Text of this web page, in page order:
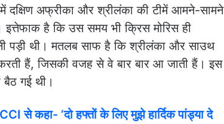
में दक्षिण अफ्रीका और श्रीलंका की टीमें आमने-सामने
है कि उस समय भी क्रिस मोरिस ही
पड़ी थी। मतलब साफ है कि श्रीलंका और साउथ
हैं, जिसकी वजह से वे बार बार आ जाती हैं। इस
बैठ गई थी।
से कहा- ‘दो हफ्तों के लिए मुझे हार्दिक पांड्या दे